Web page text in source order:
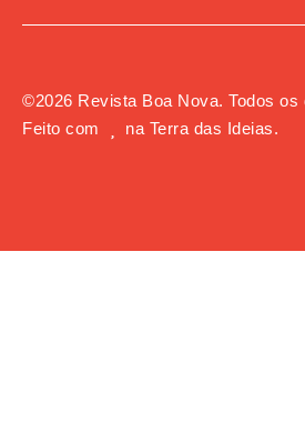
©2026 Revista Boa Nova. Todos
Feito com
na Terra das Ideias.